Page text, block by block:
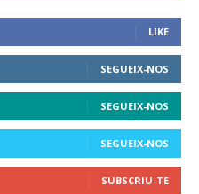
LIKE
SEGUEIX-NOS
SEGUEIX-NOS
SEGUEIX-NOS
SUBSCRIU-TE